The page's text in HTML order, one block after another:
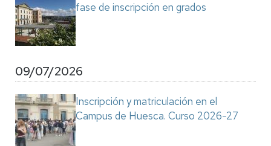
fase de inscripción en grados
09/07/2026
Inscripción y matriculación en el
Campus de Huesca. Curso 2026-27